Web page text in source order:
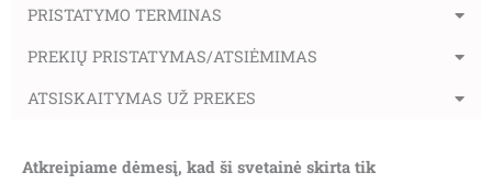
PRISTATYMO TERMINAS
PREKIŲ PRISTATYMAS/ATSIĖMIMAS
ATSISKAITYMAS UŽ PREKES
Atkreipiame dėmesį, kad ši svetainė skirta tik